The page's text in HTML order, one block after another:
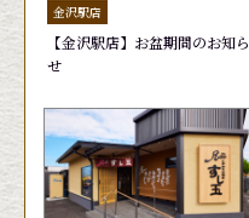
165円
220円
165円
金沢駅店
【金沢駅店】お盆期間のお知ら
せ